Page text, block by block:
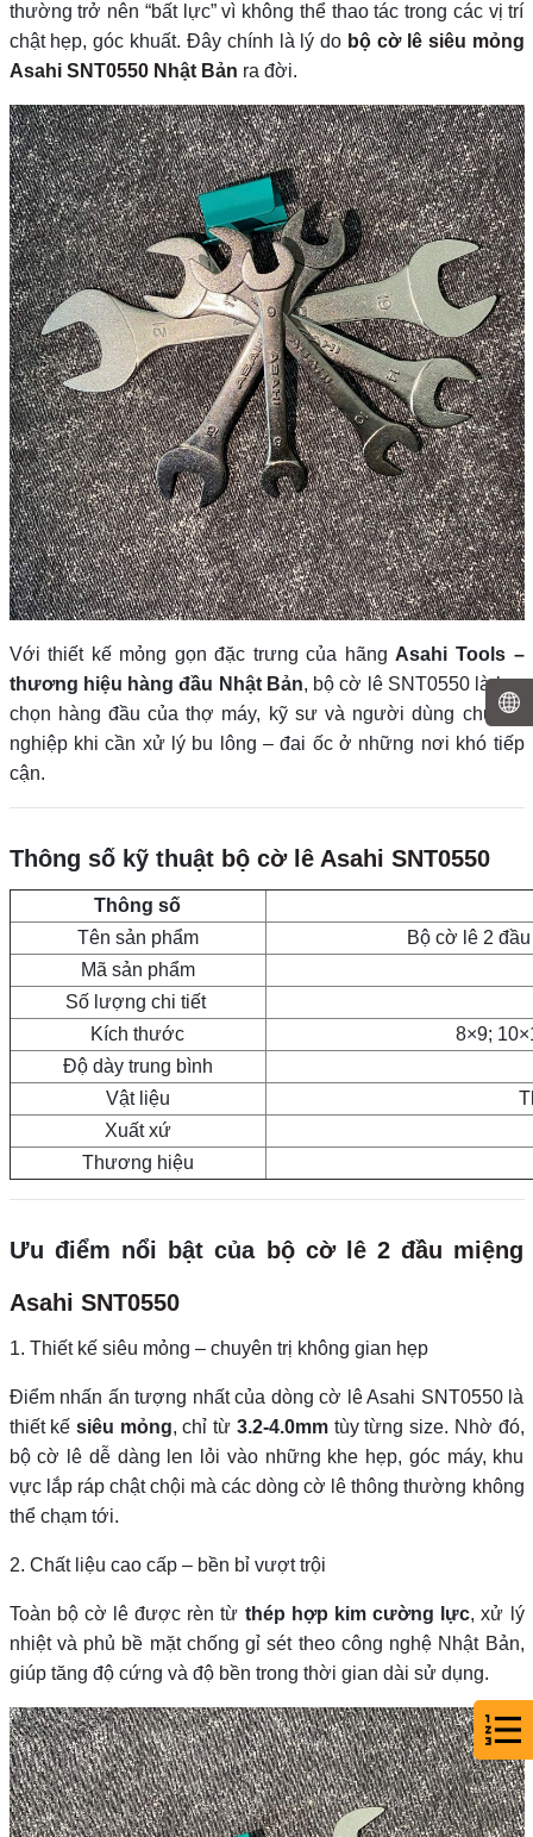
thường trở nên “bất lực” vì không thể thao tác trong các vị trí
chật hẹp, góc khuất. Đây chính là lý do bộ cờ lê siêu mỏng
Asahi SNT0550 Nhật Bản ra đời.
Với thiết kế mỏng gọn đặc trưng của hãng Asahi Tools –
thương hiệu hàng đầu Nhật Bản, bộ cờ lê SNT0550 là lựa
chọn hàng đầu của thợ máy, kỹ sư và người dùng chuyên
nghiệp khi cần xử lý bu lông – đai ốc ở những nơi khó tiếp
cận.
Thông số kỹ thuật bộ cờ lê Asahi SNT0550
Thông số
Tên sản phẩm
Bộ cờ lê 2
Mã sản phẩm
Số lượng chi tiết
Kích thước
8×9;
Độ dày trung bình
Vật liệu
Xuất xứ
Thương hiệu
Ưu điểm nổi bật của bộ cờ lê 2 đầu miệng
Asahi SNT0550
1. Thiết kế siêu mỏng – chuyên trị không gian hẹp
Điểm nhấn ấn tượng nhất của dòng cờ lê Asahi SNT0550 là
thiết kế siêu mỏng, chỉ từ 3.2-4.0mmtùy từng size. Nhờ đó,
bộ cờ lê dễ dàng len lỏi vào những khe hẹp, góc máy, khu
vực lắp ráp chật chội mà các dòng cờ lê thông thường không
thể chạm tới.
2. Chất liệu cao cấp – bền bỉ vượt trội
Toàn bộ cờ lê được rèn từ thép hợp kim cường lực, xử lý
nhiệt và phủ bề mặt chống gỉ sét theo công nghệ Nhật Bản,
giúp tăng độ cứng và độ bền trong thời gian dài sử dụng.